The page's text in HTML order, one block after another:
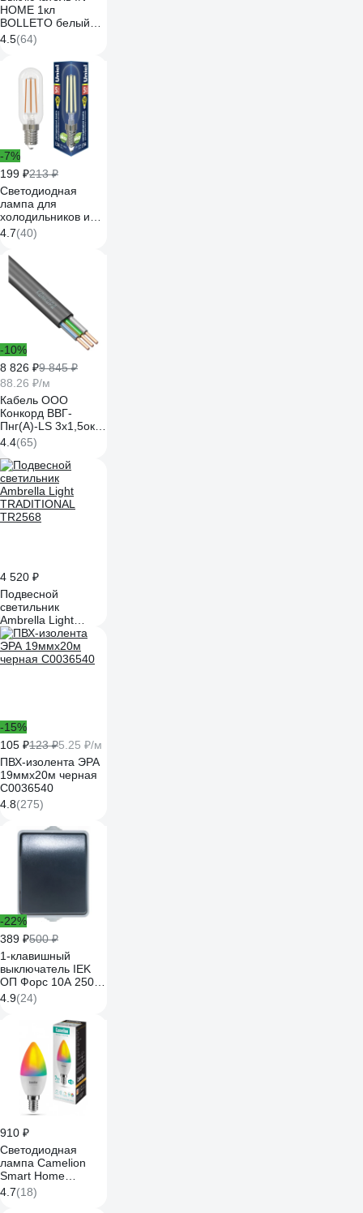
HOME 1кл
BOLLETO белый
накл 7021
4680005959747
4.5(64)
-7%
199 ₽213 ₽
Светодиодная
лампа для
холодильников и
вытяжки Uniel LED-
Y25-
5W/3000K/E14/CL
GLZ04TR UL-
00007129
4.7(40)
-10%
8 826 ₽9 845 ₽
88.26 ₽/м
Кабель ООО
Конкорд ВВГ-
Пнг(А)-LS 3x1,5ок
(N, PE) - 0,66
(100м) Бухта 100м
4662
4.4(65)
4 520 ₽
Подвесной
светильник
Ambrella Light
TRADITIONAL
TR2568
-15%
105 ₽123 ₽5.25 ₽/м
ПВХ-изолента ЭРА
19ммх20м черная
C0036540
4.8(275)
-22%
389 ₽500 ₽
1-клавишный
выключатель IEK
ОП Форс 10А 250В
IP54 BC20-1-0-ФСр
ИЭК EVS10-K03-10-
4.9(24)
910 ₽
Светодиодная
лампа Camelion
Smart Home
LSH7/C35/RGBСW/
Е14/WIFI 7Вт Е14
4.7(18)